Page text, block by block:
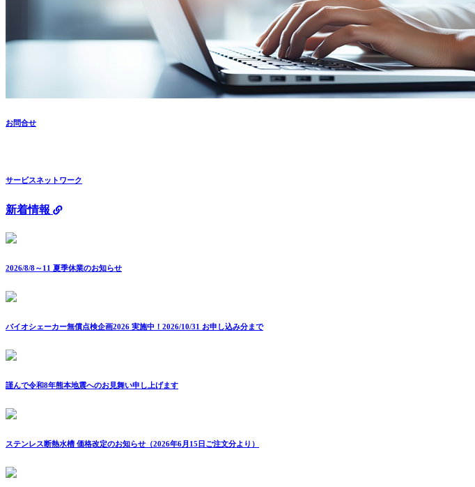
お問合せ
サービスネットワーク
新着情報
2026/8/8～11 夏季休業のお知らせ
バイオシェーカー無償点検企画2026 実施中！2026/10/31 お申し込み分まで
謹んで令和8年熊本地震へのお見舞い申し上げます
ステンレス断熱水槽 価格改定のお知らせ（2026年6月15日ご注文分より）